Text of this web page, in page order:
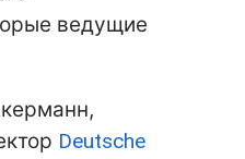
ведущие
Deutsche